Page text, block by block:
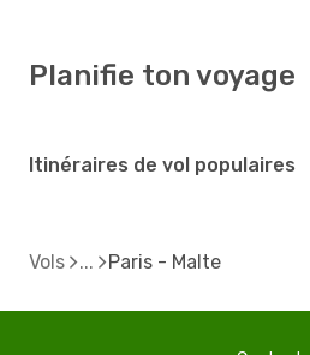
Planifie ton voyage
Itinéraires de vol populaires
Vols Paris - Malte